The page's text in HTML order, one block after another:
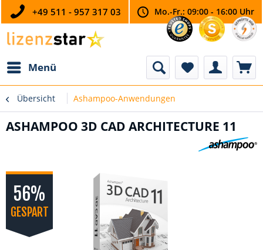
+49 511 - 957 317 03 Mo.-Fr.: 09:00 - 16:00 Uhr
Menü
Übersicht Ashampoo-Anwendungen
ASHAMPOO 3D CAD ARCHITECTURE 11
56%
GESPART